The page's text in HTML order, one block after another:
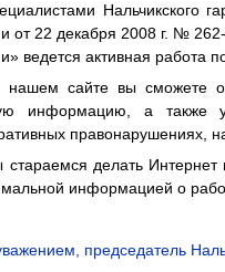
Нальчикского
от 22 декабря 2008 г. №
ведется активная работа
сайте вы сможете
информацию, а также
правонарушениях,
делать Интернет
информацией о
председатель